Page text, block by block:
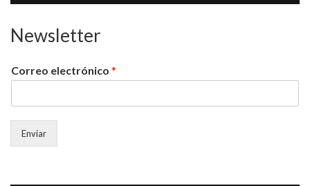
Newsletter
Correo electrónico *
Enviar